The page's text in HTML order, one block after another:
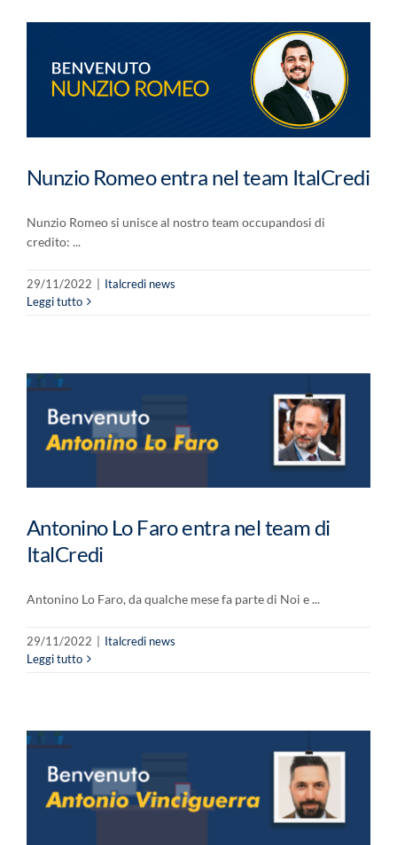
Nunzio Romeo entra nel team ItalCredi
Nunzio Romeo si unisce al nostro team occupandosi di
credito: ...
29/11/2022 | Italcredi news
Leggi tutto
Antonino Lo Faro entra nel team di
ItalCredi
Antonino Lo Faro, da qualche mese fa parte di Noi e ...
29/11/2022 | Italcredi news
Leggi tutto